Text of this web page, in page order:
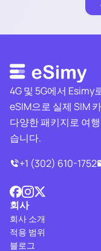
4G 및 5G에서 Esimy
eSIM으로 실제 SIM
다양한 패키지로 여
습니다.
+1 (302) 610-1752
회사
회사 소개
적용 범위
블로그